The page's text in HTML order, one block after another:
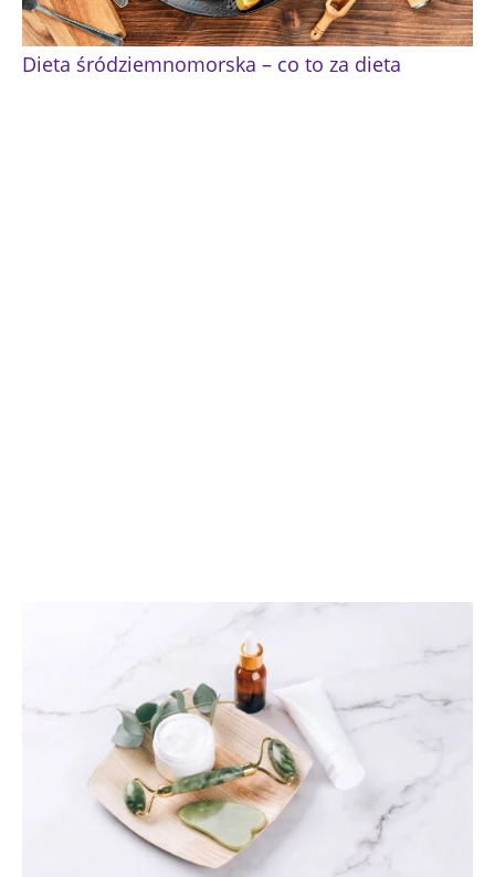
Dieta śródziemnomorska – co to za dieta